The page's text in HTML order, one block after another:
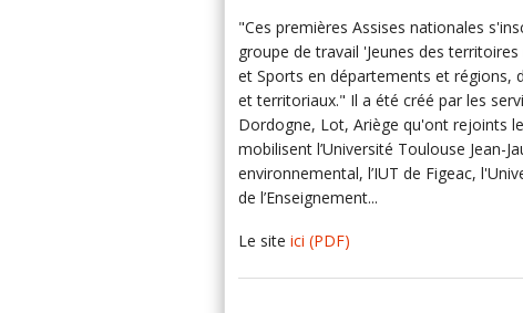
"Ces premières Assises nationales
groupe de travail 'Jeunes des
et Sports en départements et régions,
et territoriaux." Il a été créé par les
Dordogne, Lot, Ariège qu'ont rejoints
mobilisent l’Université Toulouse Jean-
environnemental, l’IUT de Figeac,
de l’Enseignement...
Le site ici (PDF)